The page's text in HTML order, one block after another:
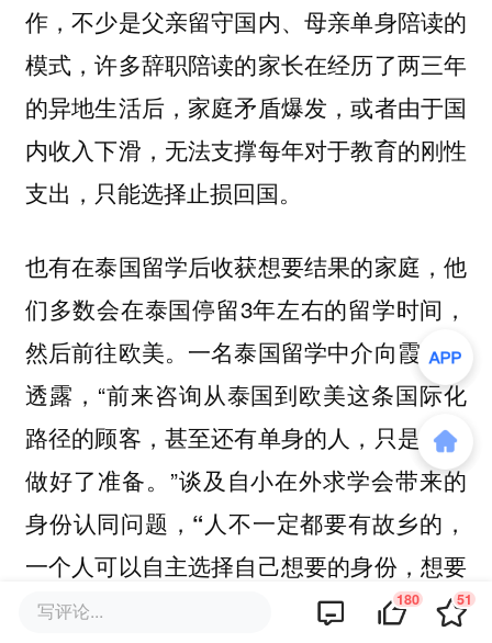
作，不少是父亲留守国内、母亲单身陪读的
模式，许多辞职陪读的家长在经历了两三年
的异地生活后，家庭矛盾爆发，或者由于国
内收入下滑，无法支撑每年对于教育的刚性
支出，只能选择止损回国。
也有在泰国留学后收获想要结果的家庭，他
们多数会在泰国停留3年左右的留学时间，
然后前往欧美。一名泰国留学中介向霞光社
透露，“前来咨询从泰国到欧美这条国际化
路径的顾客，甚至还有单身的人，只是提前
做好了准备。”谈及自小在外求学会带来的
身份认同问题， “人不一定都要有故乡的，
一个人可以自主选择自己想要的身份，想要
成为欧美名校精英，抑或是与故土文化建立
写评论... 180 51